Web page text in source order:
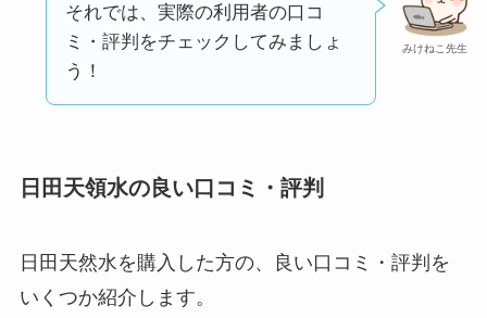
みけねこ先生
それでは、実際の利用者の口コ
ミ・評判をチェックしてみましょ
う！
日田天領水の良い口コミ・評判
日田天然水を購入した方の、良い口コミ・評判を
いくつか紹介します。